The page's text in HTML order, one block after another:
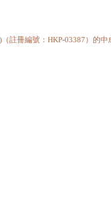
冊編號：HKP-03387）的